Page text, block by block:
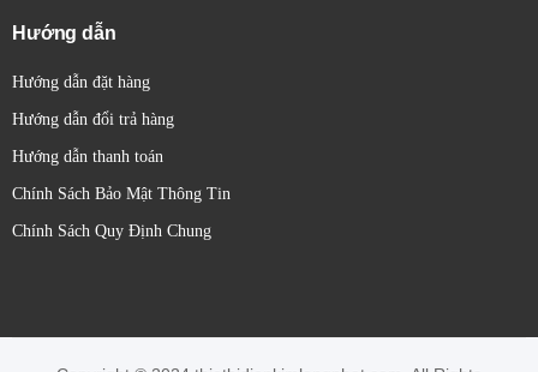
Hướng dẫn
Hướng dẫn đặt hàng
Hướng dẫn đổi trả hàng
Hướng dẫn thanh toán
Chính Sách Bảo Mật Thông Tin
Chính Sách Quy Định Chung